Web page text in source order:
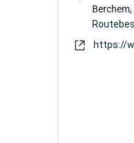
Berchem,
Websitehttps://